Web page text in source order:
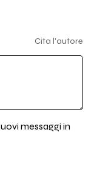
Cita l'autore
messaggi in